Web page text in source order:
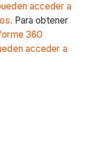
acceder a
Para obtener
360
acceder a